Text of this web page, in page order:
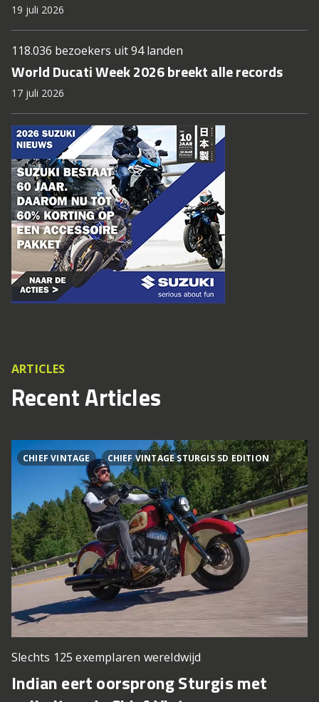
19 juli 2026
118.036 bezoekers uit 94 landen
World Ducati Week 2026 breekt alle records
17 juli 2026
ARTICLES
Recent Articles
CHIEF VINTAGE CHIEF VINTAGE STURGIS SD EDITION
Slechts 125 exemplaren wereldwijd
Indian eert oorsprong Sturgis met